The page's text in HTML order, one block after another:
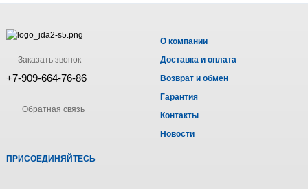
Заказать звонок
+7-909-664-76-86
Обратная связь
О компании
Доставка и оплата
Возврат и обмен
Гарантия
Контакты
Новости
ПРИСОЕДИНЯЙТЕСЬ